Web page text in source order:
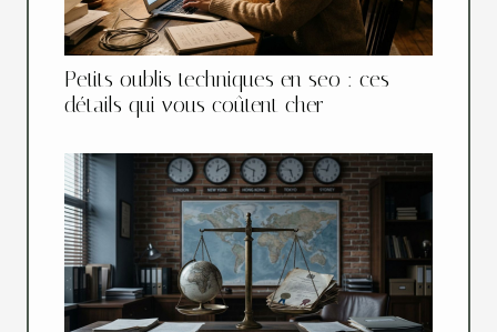
Petits oublis techniques en seo : ces
détails qui vous coûtent cher